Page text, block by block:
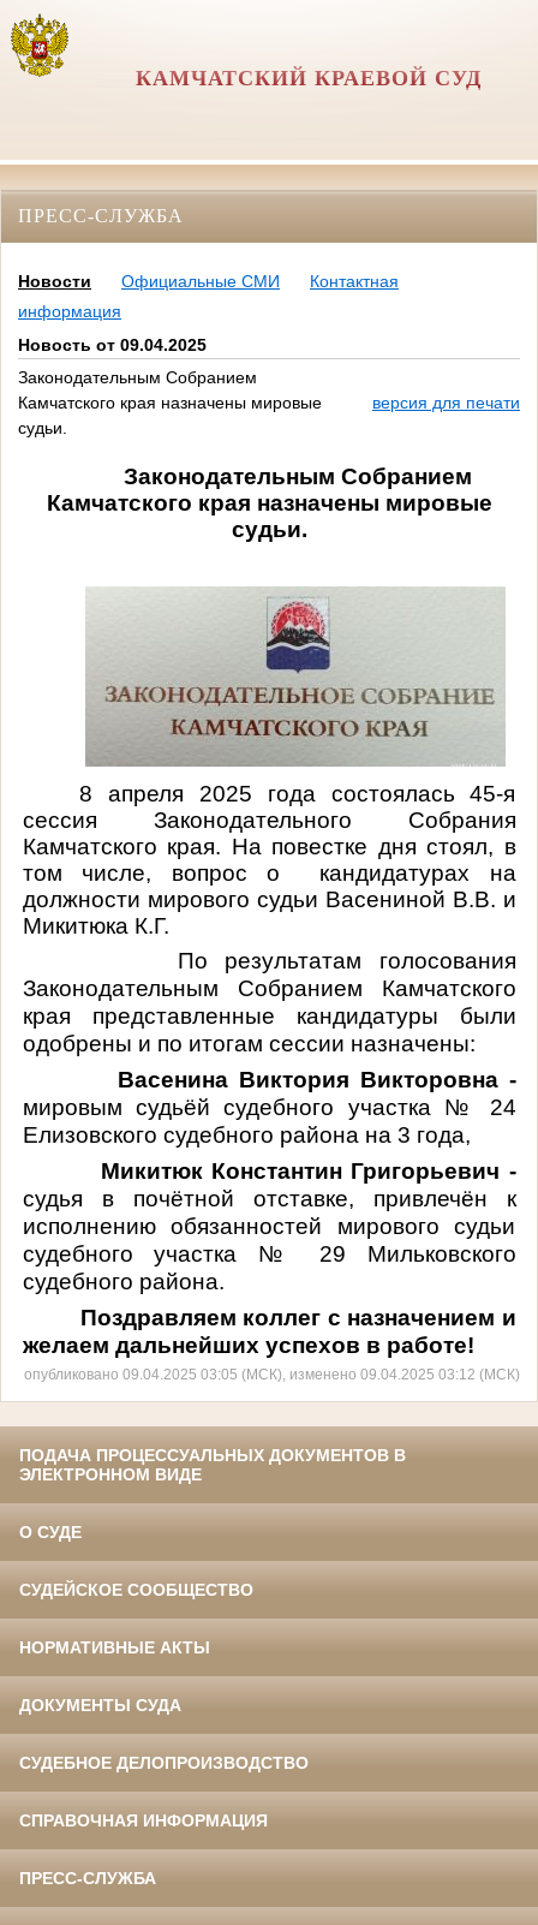
КАМЧАТСКИЙ КРАЕВОЙ СУД
ПРЕСС-СЛУЖБА
Новости Официальные СМИ
Контактная
информация
Новость от 09.04.2025
Законодательным Собранием
Камчатского края назначены мировые
судьи.
версия для печати
Законодательным Собранием
Камчатского края назначены мировые
судьи.
8 апреля 2025 года состоялась 45-я
сессия Законодательного Собрания
Камчатского края. На повестке дня стоял, в
том числе, вопрос о
кандидатурах на
должности мирового судьи Васениной В.В. и
Микитюка К.Г.
По результатам голосования
Законодательным Собранием Камчатского
края представленные кандидатуры были
одобрены и по итогам сессии назначены:
Васенина Виктория Викторовна -
мировым судьёй судебного участка № 24
Елизовского судебного района на 3 года,
Микитюк Константин Григорьевич -
судья в почётной отставке, привлечён к
исполнению обязанностей мирового судьи
судебного участка № 29 Мильковского
судебного района.
Поздравляем коллег с назначением и
желаем дальнейших успехов в работе!
опубликовано 09.04.2025 03:05 (МСК), изменено 09.04.2025 03:12 (МСК)
ПОДАЧА ПРОЦЕССУАЛЬНЫХ ДОКУМЕНТОВ В
ЭЛЕКТРОННОМ ВИДЕ
О СУДЕ
СУДЕЙСКОЕ СООБЩЕСТВО
НОРМАТИВНЫЕ АКТЫ
ДОКУМЕНТЫ СУДА
СУДЕБНОЕ ДЕЛОПРОИЗВОДСТВО
СПРАВОЧНАЯ ИНФОРМАЦИЯ
ПРЕСС-СЛУЖБА